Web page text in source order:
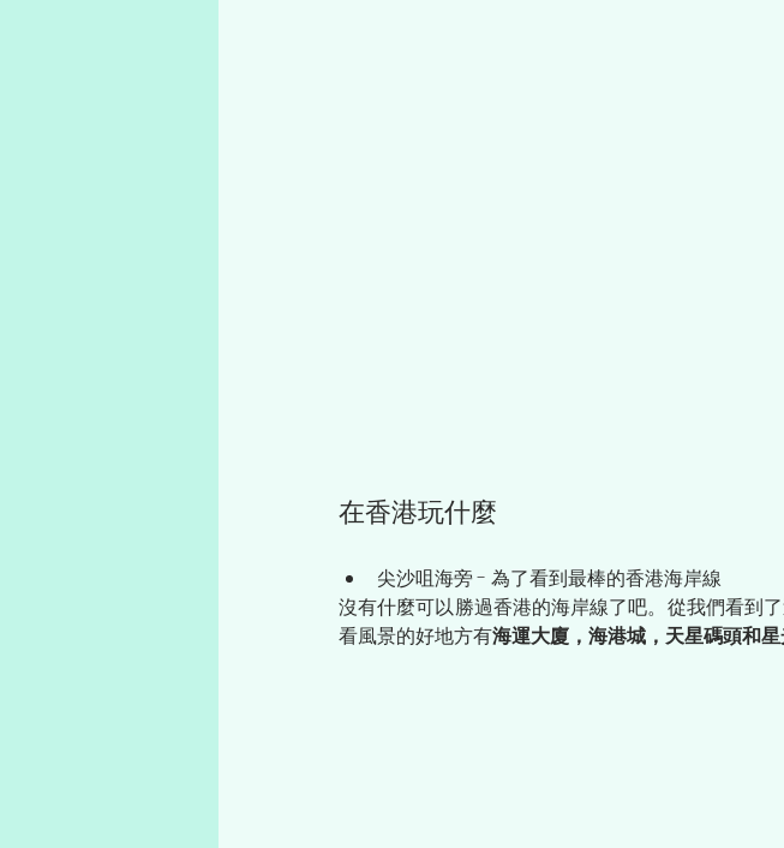
在香港玩什麼
尖沙咀海旁 - 為了看到最棒的香港海岸線
沒有什麼可以勝過香港的海岸線了吧。從我們看到
看風景的好地方有海運大廈，海港城，天星碼頭和